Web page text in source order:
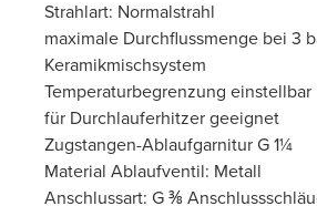
Strahlart: Normalstrahl
maximale Durchflussmenge bei 3
Keramikmischsystem
Temperaturbegrenzung einstellbar
für Durchlauferhitzer geeignet
Zugstangen-Ablaufgarnitur G 1¼
Material Ablaufventil: Metall
Anschlussart: G ⅜